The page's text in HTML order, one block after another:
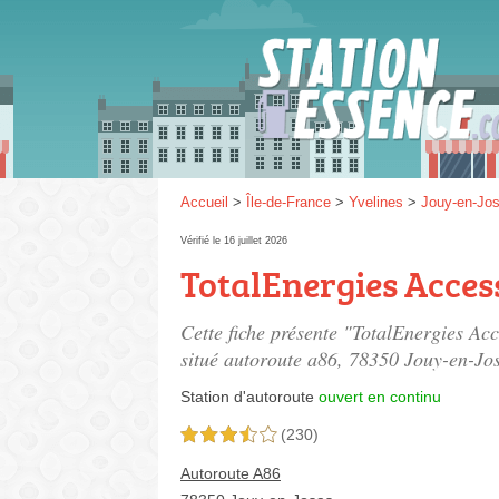
Accueil > Île-de-France > Yvelines > Jouy-en-
Vérifié le 16 juillet 2026
TotalEnergies
Cette fiche présente "TotalEnergies
situé autoroute a86, 78350 Jouy-en-
Station d'autoroute ouvert en continu
3,5 étoiles sur 5 (230)
Autoroute A86
SP
SP